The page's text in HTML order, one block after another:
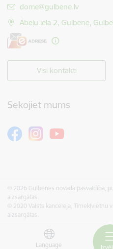
Language
E-pasts:
dome@gulbene.lv
Ābeļu iela 2, Gulbene,
Visi kontakti
Sekojiet mums
© 2026 Gulbenes novada pašvaldība,
aizsargātas.
© 2020 Valsts kanceleja,
aizsargātas.